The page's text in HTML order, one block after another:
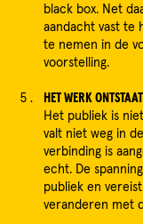
black box. Net
aandacht vast te
te nemen in de
voorstelling.
HET WERK
Het publiek is
valt niet weg in
verbinding is
echt. De
publiek en
veranderen met